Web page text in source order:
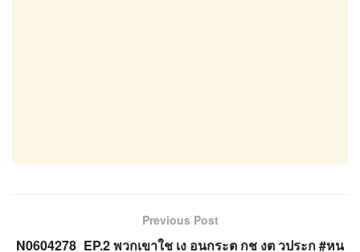
Previous Post
N0604278_EP.2 พวกเขาใช เง อนกระต กช งต วประก #หน